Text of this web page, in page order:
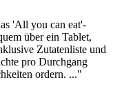
'All you can eat'-
über ein Tablet,
Zutatenliste und
pro Durchgang
ordern. ..."